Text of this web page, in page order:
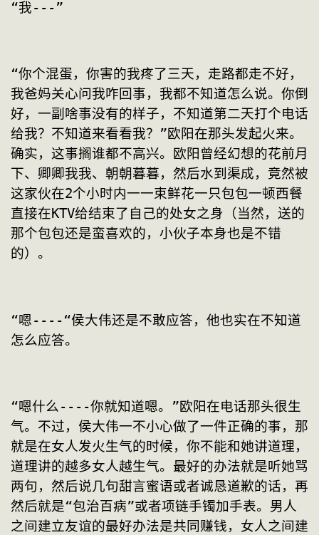
“我---”
“你个混蛋，你害的我疼了三天，走路都走不好，
我爸妈关心问我咋回事，我都不知道怎么说。你倒
好，一副啥事没有的样子，不知道第二天打个电话
给我？不知道来看看我？”欧阳在那头发起火来。
确实，这事搁谁都不高兴。欧阳曾经幻想的花前月
下、卿卿我我、朝朝暮暮，然后水到渠成，竟然被
这家伙在2个小时内一一束鲜花一只包包一顿西餐
直接在KTV给结束了自己的处女之身（当然，送的
那个包包还是蛮喜欢的，小伙子本身也是不错
的）。
“嗯----“侯大伟还是不敢应答，他也实在不知道
怎么应答。
“嗯什么----你就知道嗯。”欧阳在电话那头很生
气。不过，侯大伟一不小心做了一件正确的事，那
就是在女人发火生气的时候，你不能和她讲道理，
道理讲的越多女人越生气。最好的办法就是听她骂
两句，然后说几句甜言蜜语或者诚恳道歉的话，再
然后就是“包治百病”或者项链手镯加手表。男人
之间建立友谊的最好办法是共同赚钱，女人之间建